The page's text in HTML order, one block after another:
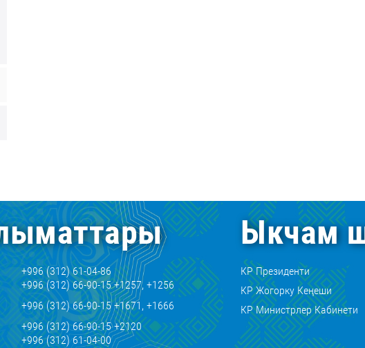
+996 (312) 61-04-86
+996 (312) 66-90-15 +1257, +1256
+996 (312) 66-90-15 +1671, +1666
+996 (312) 66-90-15 +2120
+996 (312) 61-04-00
Ыкчам
КР Президенти
КР Жогорку Кеңеши
КР Министрлер Кабинети